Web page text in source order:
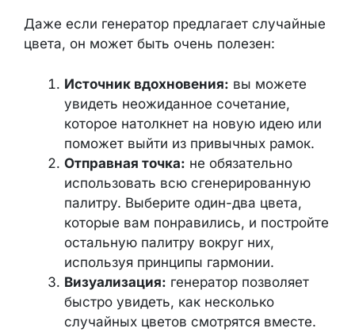
Даже если генератор предлагает случайные
цвета, он может быть очень полезен:
Источник вдохновения: вы можете
увидеть неожиданное сочетание,
которое натолкнет на новую идею или
поможет выйти из привычных рамок.
Отправная точка: не обязательно
использовать всю сгенерированную
палитру. Выберите один-два цвета,
которые вам понравились, и постройте
остальную палитру вокруг них,
используя принципы гармонии.
Визуализация: генератор позволяет
быстро увидеть, как несколько
случайных цветов смотрятся вместе.